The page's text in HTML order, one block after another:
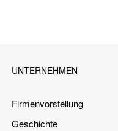
UNTERNEHMEN
Firmenvorstellung
Geschichte